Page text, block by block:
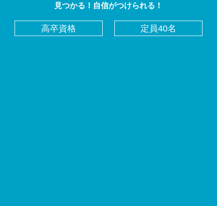
見つかる！自信がつけられる！
高卒資格 定員40名